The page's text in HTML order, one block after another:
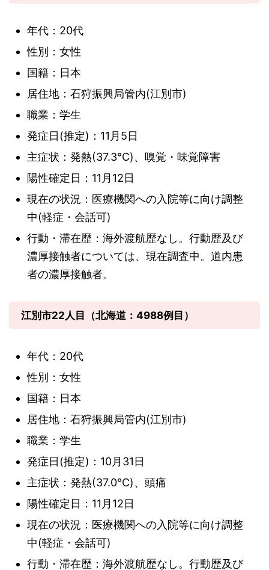
年代：20代
性別：女性
国籍：日本
居住地：石狩振興局管内(江別市)
職業：学生
発症日(推定)：11月5日
主症状：発熱(37.3℃)、嗅覚・味覚障害
陽性確定日：11月12日
現在の状況：医療機関への入院等に向け調整
中(軽症・会話可)
行動・滞在歴：海外渡航歴なし。行動歴及び
濃厚接触者については、現在調査中。道内患
者の濃厚接触者。
江別市22人目（北海道：4988例目）
年代：20代
性別：女性
国籍：日本
居住地：石狩振興局管内(江別市)
職業：学生
発症日(推定)：10月31日
主症状：発熱(37.0℃)、頭痛
陽性確定日：11月12日
現在の状況：医療機関への入院等に向け調整
中(軽症・会話可)
行動・滞在歴：海外渡航歴なし。行動歴及び